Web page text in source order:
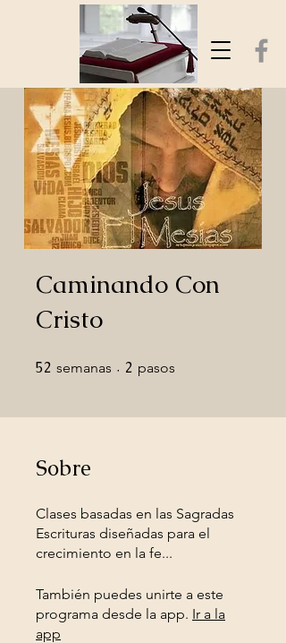
Caminando Con
Cristo
52 semanas 52 semanas
2 pasos
Sobre
Clases basadas en las Sagradas
Escrituras diseñadas para el
crecimiento en la fe...
También puedes unirte a este
programa desde la app. Ir a la
app